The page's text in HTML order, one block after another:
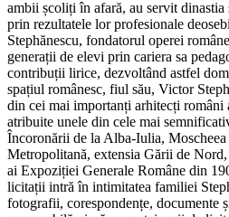
ambii școliți în afară, au servit dinastia
prin rezultatele lor profesionale
Stephănescu, fondatorul operei
generații de elevi prin cariera sa
contribuții lirice, dezvoltând astfel
spațiul românesc, fiul său, Victor
din cei mai importanți arhitecți
atribuite unele din cele mai
Încoronării de la Alba-Iulia,
Metropolitană, extensia Gării de
ai Expoziției Generale Române din
licitații intră în intimitatea familiei
fotografii, corespondențe, documente